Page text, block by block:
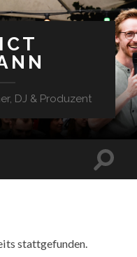
DJ & Produzent
stattgefunden.